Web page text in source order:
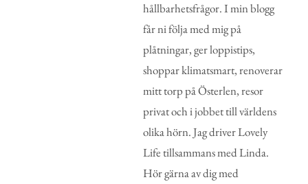
hållbarhetsfrågor. I min blogg
får ni följa med mig på
plåtningar, ger loppistips,
shoppar klimatsmart, renoverar
mitt torp på Österlen, resor
privat och i jobbet till världens
olika hörn. Jag driver Lovely
Life tillsammans med Linda.
Hör gärna av dig med